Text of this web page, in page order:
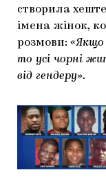
створила
імена жінок,
розмови:
то усі чорні
від гендеру».